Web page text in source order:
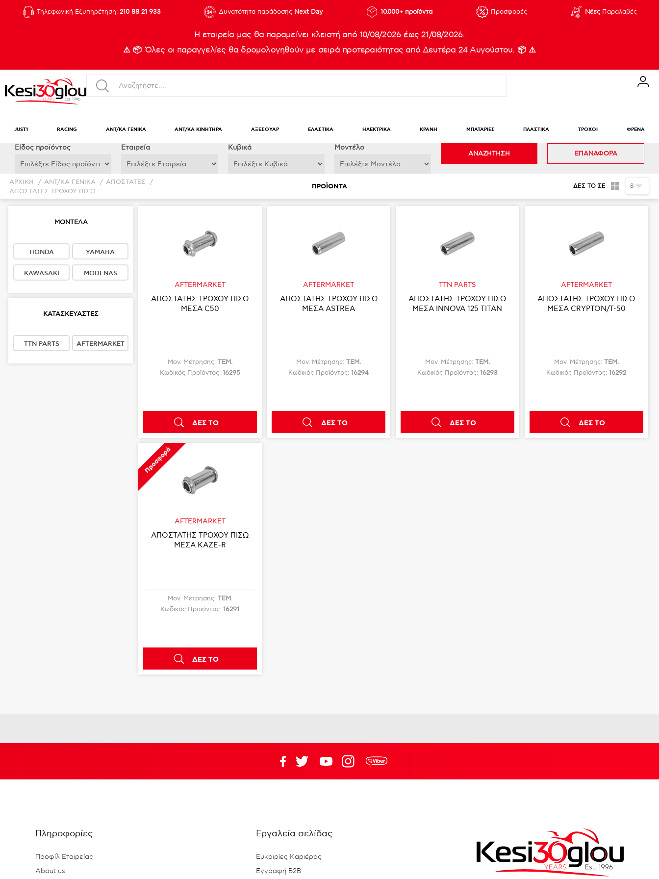
Τηλεφωνική Εξυπηρέτηση: 210 88 21 933 Δυνατότητα παράδοσης Next Day 10.000+ προϊόντα Προσφορές ΝέεςΠαραλαβές
Η εταιρεία μας θα παραμείνει κλειστή από 10/08/2026 έως 21/08/2026.
⚠️ 📦 Όλες οι παραγγελίες θα δρομολογηθούν με σειρά προτεραιότητας από Δευτέρα 24 Αυγούστου. 📦 ⚠️
JUST1 RACING ΑΝΤ/ΚΑ ΓΕΝΙΚΑ ΑΝΤ/ΚΑ ΚΙΝΗΤΗΡΑ ΑΞΕΣΟΥΑΡ ΕΛΑΣΤΙΚΑ ΗΛΕΚΤΡΙΚΑ ΚΡΑΝΗ ΜΠΑΤΑΡΙΕΣ ΠΛΑΣΤΙΚΑ ΤΡΟΧΟΙ ΦΡΕΝΑ
Eίδος προϊόντος Εταιρεία Κυβικά Μοντέλο
ΑΝΑΖΗΤΗΣΗ ΕΠΑΝΑΦΟΡΑ
ΑΡΧΙΚΉ / ΑΝΤ/ΚΑ ΓΕΝΙΚΑ / ΑΠΟΣΤΑΤΕΣ
/
ΑΠΟΣΤΑΤΕΣ ΤΡΟΧΟΥ ΠΙΣΩ
ΠΡΟΪΟΝΤΑ ΔΕΣ ΤΟ ΣΕ 8
ΜΟΝΤΕΛΑ
HONDA YAMAHA
KAWASAKI MODENAS
ΚΑΤΑΣΚΕΥΑΣΤΈΣ
TTN PARTS AFTERMARKET
AFTERMARKET
ΑΠΟΣΤΑΤΗΣ ΤΡΟΧΟΥ ΠΙΣΩ
ΜΕΣΑ C50
Μον. Μέτρησης: ΤΕΜ.
Κωδικός Προϊόντος: 16295
ΔΕΣ ΤΟ
AFTERMARKET
ΑΠΟΣΤΑΤΗΣ ΤΡΟΧΟΥ ΠΙΣΩ
ΜΕΣΑ ASTREA
Μον. Μέτρησης:ΤΕΜ.
Κωδικός Προϊόντος: 16294
ΔΕΣ ΤΟ
TTN PARTS
ΑΠΟΣΤΑΤΗΣ ΤΡΟΧΟΥ ΠΙΣΩ
ΜΕΣΑ INNOVA 125 TITAN
Μον. Μέτρησης: ΤΕΜ.
Κωδικός Προϊόντος: 16293
ΔΕΣ ΤΟ
AFTERMARKET
ΑΠΟΣΤΑΤΗΣ ΤΡΟΧΟΥ ΠΙΣΩ
ΜΕΣΑ CRYPTON/T-50
Μον. Μέτρησης: ΤΕΜ.
Κωδικός Προϊόντος: 16292
ΔΕΣ ΤΟ
Προσφορά
AFTERMARKET
ΑΠΟΣΤΑΤΗΣ ΤΡΟΧΟΥ ΠΙΣΩ
ΜΕΣΑ KAZE-R
Μον. Μέτρησης: ΤΕΜ.
Κωδικός Προϊόντος: 16291
ΔΕΣ ΤΟ
Πληροφορίες
Προφίλ Εταιρείας
About us
Εργαλεία σελίδας
Ευκαιρίες Καριέρας
Εγγραφή B2B